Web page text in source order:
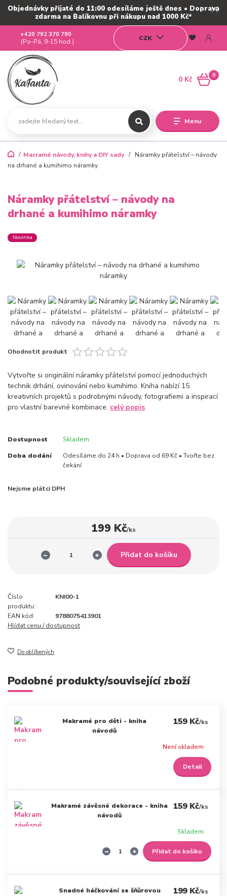
Objednávky přijaté do 11:00 odesíláme ještě dnes • Doprava
zdarma na Balíkovnu při nákupu nad 1000 Kč*
Menu
CZK
+420 792 370 790
(Po-Pá, 9-15 hod.)
0
0 Kč
Macramé návody, knihy a DIY sady
Náramky přátelství – návody
na drhané a kumihimo náramky
Náramky přátelství – návody na
drhané a kumihimo náramky
Novinka
Ohodnotit produkt
Vytvořte si originální náramky přátelství pomocí jednoduchých
technik drhání, ovinování nebo kumihimo. Kniha nabízí 15
kreativních projektů s podrobnými návody, fotografiemi a inspirací
pro vlastní barevné kombinace. celý popis
Dostupnost Skladem
Doba dodání
Odesíláme do 24 h • Doprava od 69 Kč • Tvořte bez
čekání
Nejsme plátci DPH
199 Kč/ks
Přidat do košíku
Číslo
produktu:
KNI00-1
EAN kód:
9788075413901
Hlídat cenu / dostupnost
Do oblíbených
Podobné produkty/související zboží
Makramé pro děti - kniha
návodů
159 Kč/ks
Není skladem
Detail
Makramé závěsné dekorace - kniha
návodů
159 Kč/ks
Skladem
Přidat do košíku
Snadné háčkování se šňůrovou
199 Kč/ks